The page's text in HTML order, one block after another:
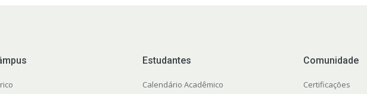
Estudantes
Calendário Acadêmico
Comunidade
Certificações